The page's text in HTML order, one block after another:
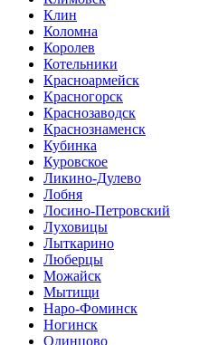
Клин
Коломна
Королев
Котельники
Красноармейск
Красногорск
Краснозаводск
Краснознаменск
Кубинка
Куровское
Ликино-Дулево
Лобня
Лосино-Петровский
Луховицы
Лыткарино
Люберцы
Можайск
Мытищи
Наро-Фоминск
Ногинск
Одинцово